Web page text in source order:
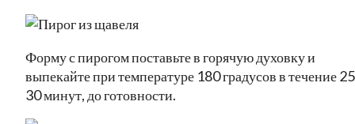
Форму с пирогом поставьте в горячую духовку и
выпекайте при температуре 180 градусов в течение
30 минут, до готовности.